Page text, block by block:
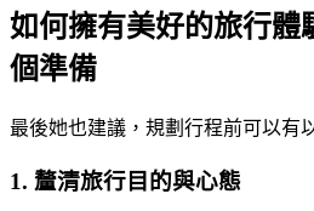
如何擁有美好的旅行體
個準備
最後她也建議，規劃行程前可以有
1. 釐清旅行目的與心態